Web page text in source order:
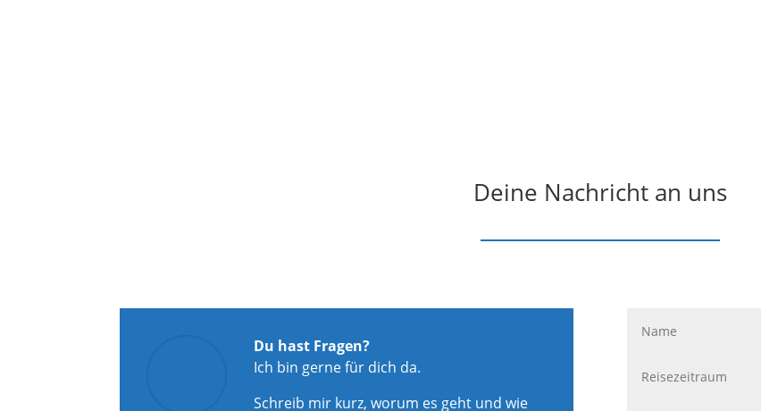
Deine Nachricht an uns
Du hast Fragen?
Ich bin gerne für dich da.
Schreib mir kurz, worum es geht und wie